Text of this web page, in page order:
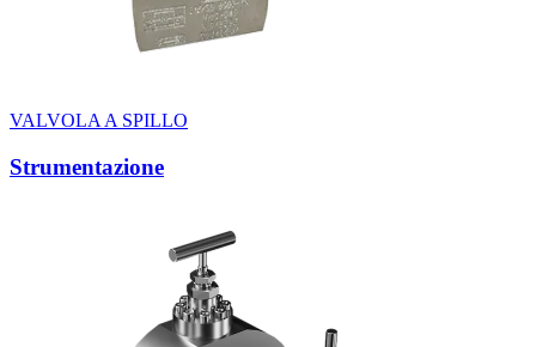
VALVOLA A SPILLO
Strumentazione